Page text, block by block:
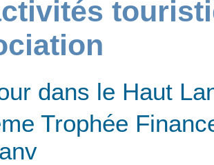
dans le Haut
Trophée